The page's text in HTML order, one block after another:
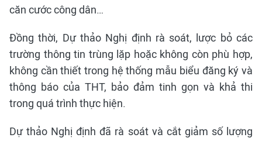
căn cước công dân…
Đồng thời, Dự thảo Nghị định rà soát, lược bỏ các
trường thông tin trùng lặp hoặc không còn phù hợp,
không cần thiết trong hệ thống mẫu biểu đăng ký và
thông báo của THT, bảo đảm tinh gọn và khả thi
trong quá trình thực hiện.
Dự thảo Nghị định đã rà soát và cắt giảm số lượng